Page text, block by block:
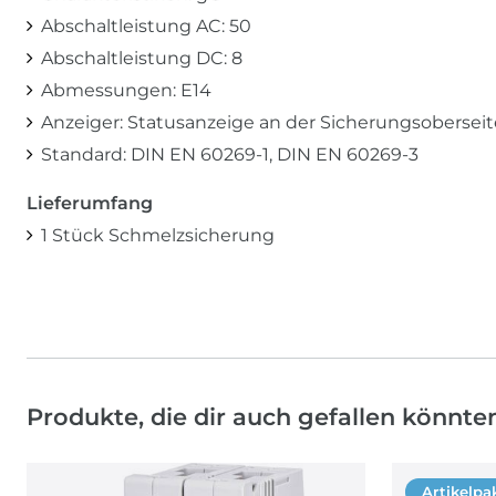
Abschaltleistung AC: 50
Abschaltleistung DC: 8
Abmessungen: E14
Anzeiger: Statusanzeige an der
Standard: DIN EN 60269-1, DIN EN 60269-3
Lieferumfang
1 Stück Schmelzsicherung
Produkte, die dir auch gefallen